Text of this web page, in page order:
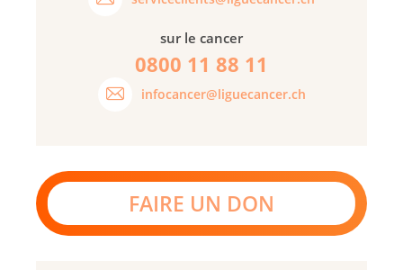
sur le cancer
0800 11 88 11
infocancer@liguecancer.ch
FAIRE UN DON